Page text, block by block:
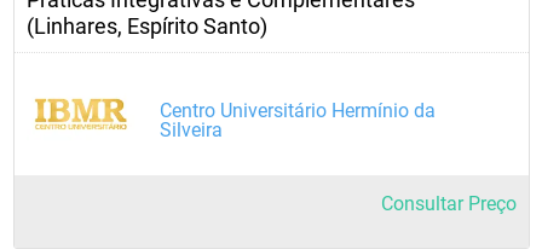
(Linhares, Espírito Santo)
Centro Universitário Hermínio da
Silveira
Consultar Preço